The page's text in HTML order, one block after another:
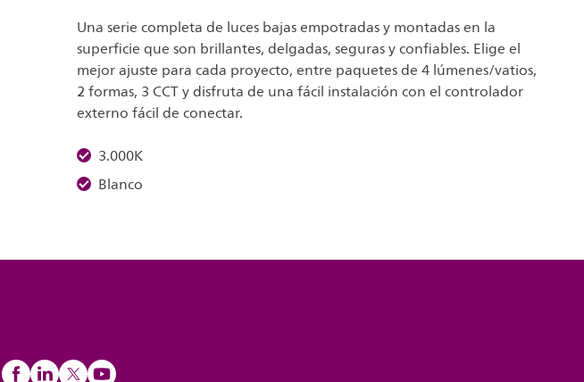
Una serie completa de luces bajas empotradas y montadas en la
superficie que son brillantes, delgadas, seguras y confiables. Elige el
mejor ajuste para cada proyecto, entre paquetes de 4 lúmenes/vatios,
2 formas, 3 CCT y disfruta de una fácil instalación con el controlador
externo fácil de conectar.
3.000K
Blanco